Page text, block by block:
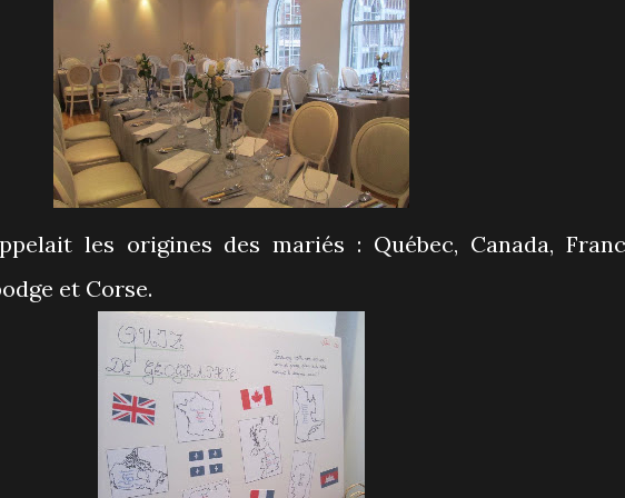
les origines des mariés : Québec, Canada,
et Corse.